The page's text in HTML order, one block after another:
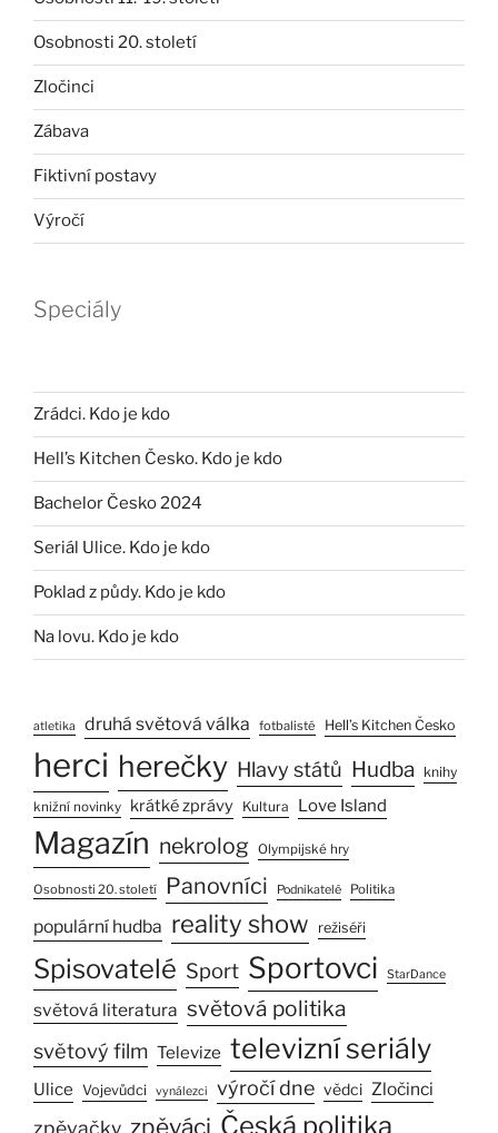
Osobnosti 20. století
Zločinci
Zábava
Fiktivní postavy
Výročí
Speciály
Zrádci. Kdo je kdo
Hell’s Kitchen Česko. Kdo je kdo
Bachelor Česko 2024
Seriál Ulice. Kdo je kdo
Poklad z půdy. Kdo je kdo
Na lovu. Kdo je kdo
atletika druhá světová válka fotbalisté Hell’s Kitchen Česko
herci herečky Hlavy států Hudba knihy
knižní novinky krátké zprávy Kultura Love Island
Magazín nekrolog Olympijské hry
Osobnosti 20. století Panovníci Podnikatelé Politika
populární hudba reality show režiséři
Spisovatelé Sport Sportovci StarDance
světová literatura světová politika
světový film Televize televizní seriály
Ulice Vojevůdci vynálezci výročí dne vědci Zločinci
zpěvačky zpěváci Česká politika